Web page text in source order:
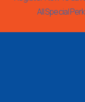
All Special